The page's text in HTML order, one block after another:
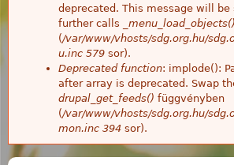
deprecated. This message will be
further calls
_menu_load_objects()
(/var/www/vhosts/sdg.org.hu/
u.inc 579 sor).
Deprecated function: implode():
after array is deprecated. Swap
drupal_get_feeds() függvényben
(/var/www/vhosts/sdg.org.hu/
mon.inc 394 sor).